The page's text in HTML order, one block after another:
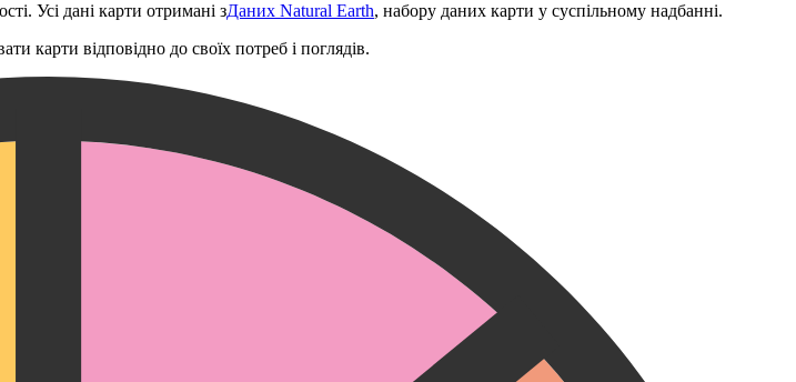
Усі дані карти отримані зДаних Natural Earth, набору даних карти у суспільному надбанні.
карти відповідно до своїх потреб і поглядів.